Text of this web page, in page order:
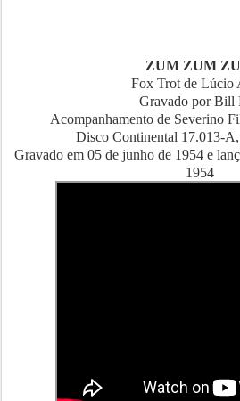
ZUM ZUM
Fox Trot de Lúcio
Gravado por Bill
Acompanhamento de Severino
Disco Continental 17.013-
Gravado em 05 de junho de 1954 e
1954